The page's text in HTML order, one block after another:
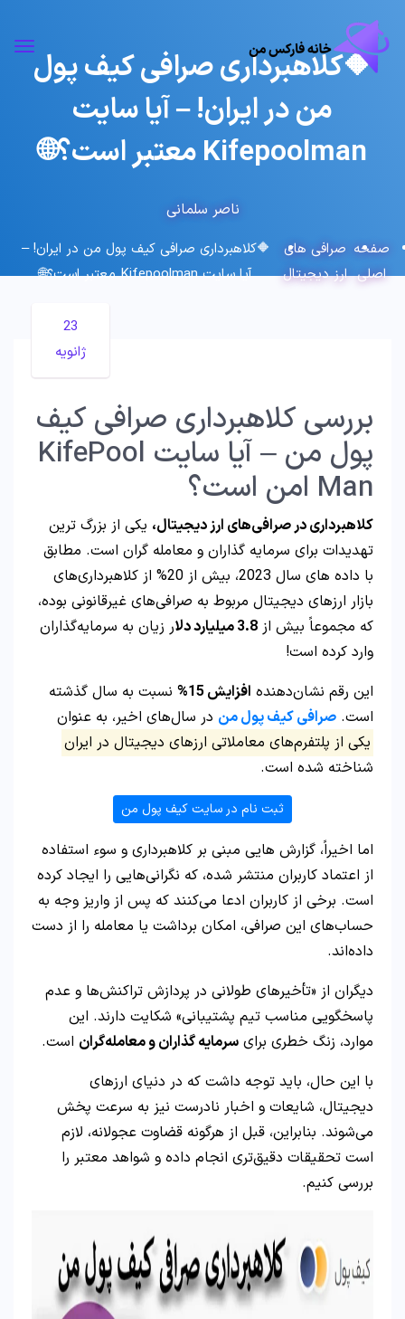
🔶کلاهبرداری صرافی کیف پول
من در ایران! – آیا سایت
Kifepoolman معتبر است؟🌐
ناصر سلمانی
صفحه
اصلی
صرافی های
ارز دیجیتال
🔶کلاهبرداری صرافی کیف پول من در ایران! –
آیا سایت Kifepoolman معتبر است؟🌐
23
ژانویه
بررسی کلاهبرداری صرافی کیف
پول من – آیا سایت KifePool
Man امن است؟
کلاهبرداری در صرافی‌های ارز دیجیتال، یکی از بزرگ‌ ترین
تهدیدات برای سرمایه‌ گذاران و معامله‌ گران است. مطابق
با داده‌ های سال 2023، بیش از 20% از کلاهبرداری‌های
بازار ارزهای دیجیتال مربوط به صرافی‌های غیرقانونی بوده،
که مجموعاً بیش از 3.8 میلیارد دلا
ر زیان به سرمایه‌گذاران
وارد کرده است!
این رقم نشان‌دهنده افزایش 15%
نسبت به سال گذشته
است. صرافی کیف پول من در سال‌های اخیر، به عنوان
یکی از پلتفرم‌های معاملاتی ارزهای دیجیتال در ایران
شناخته شده است.
ثبت نام در سایت کیف پول من
اما اخیراً، گزارش‌ هایی مبنی بر کلاهبرداری و سوء استفاده
از اعتماد کاربران منتشر شده، که نگرانی‌هایی را ایجاد کرده
است. برخی از کاربران ادعا می‌کنند که پس از واریز وجه به
حساب‌های این صرافی، امکان برداشت یا معامله را از دست
داده‌اند.
دیگران از «تأخیرهای طولانی در پردازش تراکنش‌ها و عدم
پاسخگویی مناسب تیم پشتیبانی» شکایت دارند. این
موارد، زنگ خطری برای سرمایه‌ گذاران و معامله‌گران است.
با این حال، باید توجه داشت که در دنیای ارزهای
دیجیتال، شایعات و اخبار نادرست نیز به سرعت پخش
می‌شوند. بنابراین، قبل از هرگونه قضاوت عجولانه، لازم
است تحقیقات دقیق‌تری انجام داده و شواهد معتبر را
بررسی کنیم.